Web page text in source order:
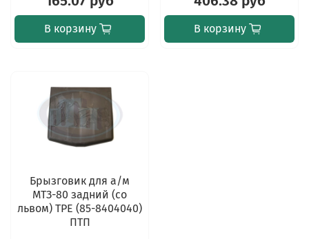
В корзину В корзину
Брызговик для а/м
МТЗ-80 задний (со
львом) TPE (85-8404040)
ПТП